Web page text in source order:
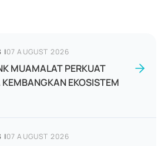
|07 AUGUST 2026
MUAMALAT PERKUAT
EKOSISTEM
|07 AUGUST 2026